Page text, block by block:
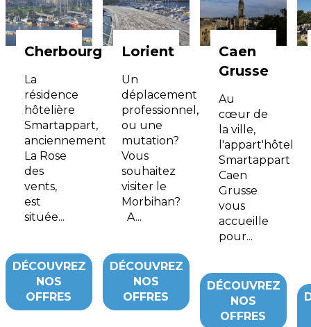
Cherbourg
La
résidence
hôtelière
Smartappart,
anciennement
La Rose
des
vents,
est
située...
DÉCOUVREZ
NOS
OFFRES
Lorient
Un
déplacement
professionnel,
ou une
mutation?
Vous
souhaitez
visiter le
Morbihan?
A...
DÉCOUVREZ
NOS
OFFRES
Caen
Grusse
Au
cœur de
la ville,
l'appart'hôtel
Smartappart
Caen
Grusse
vous
accueille
pour...
DÉCOUVREZ
NOS
OFFRES